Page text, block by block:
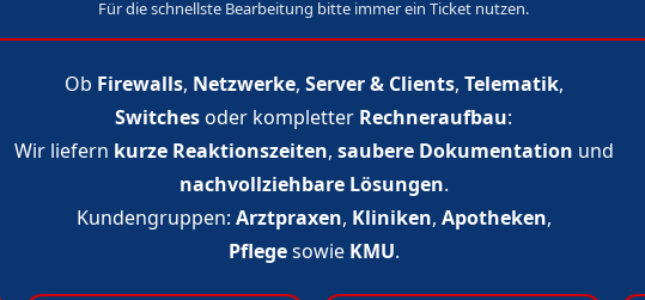
Für die schnellste Bearbeitung bitte immer ein Ticket nutzen.
Ob Firewalls, Netzwerke, Server & Clients, Telematik,
Switchesoder kompletter Rechneraufbau:
Wir liefern kurze Reaktionszeiten, saubere Dokumentation und
nachvollziehbare Lösungen.
Kundengruppen: Arztpraxen, Kliniken, Apotheken,
Pflegesowie KMU.